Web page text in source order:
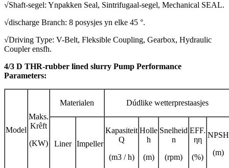
√Shaft-segel: Ynpakken Seal, Sintrifugaal-segel, Mechanical SEAL.
√discharge Branch: 8 posysjes yn elke 45 °.
√Driving Type: V-Belt, Fleksible Coupling, Gearbox, Hydraulic
Coupler ensfh.
4/3 D THR-rubber lined slurry Pump Performance
Parameters:
Model
Maks.
Krêft
(KW)
Materialen Dúdlike wetterprestaasjes
Liner Impeller
Kapasiteit
Q
(m3 / h)
Holle
h
(m)
Snelheid
n
(rpm)
EFF.
ηη
(%)
NPSH
(m)